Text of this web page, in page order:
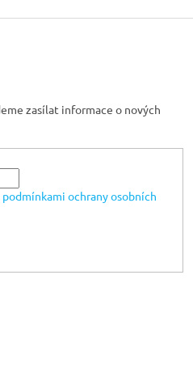
zasílat informace o nových
podmínkami ochrany osobních